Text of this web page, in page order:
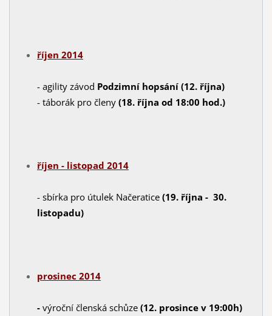
říjen 2014
- agility závod Podzimní hopsání (12. října)
- táborák pro členy (18. října od 18:00 hod.)
říjen - listopad 2014
- sbírka pro útulek Načeratice (19. října - 30.
listopadu)
prosinec 2014
- výroční členská schůze (12. prosince v 19:00h)